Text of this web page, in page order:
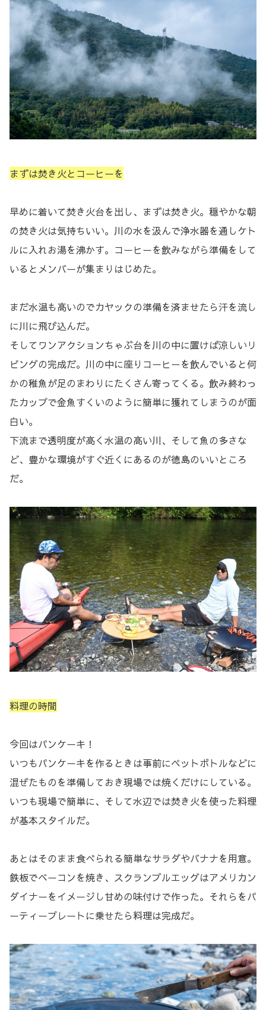
まずは焚き火とコーヒーを
早めに着いて焚き火台を出し、まずは焚き火。穏やかな朝
の焚き火は気持ちいい。川の水を汲んで浄水器を通しケト
ルに入れお湯を沸かす。コーヒーを飲みながら準備をして
いるとメンバーが集まりはじめた。
まだ水温も高いのでカヤックの準備を済ませたら汗を流し
に川に飛び込んだ。
そしてワンアクションちゃぶ台を川の中に置けば涼しいリ
ビングの完成だ。川の中に座りコーヒーを飲んでいると何
かの稚魚が足のまわりにたくさん寄ってくる。飲み終わっ
たカップで金魚すくいのように簡単に獲れてしまうのが面
白い。
下流まで透明度が高く水温の高い川、そして魚の多さな
ど、豊かな環境がすぐ近くにあるのが徳島のいいところ
だ。
料理の時間
今回はパンケーキ！
いつもパンケーキを作るときは事前にペットボトルなどに
混ぜたものを準備しておき現場では焼くだけにしている。
いつも現場で簡単に、そして水辺では焚き火を使った料理
が基本スタイルだ。
あとはそのまま食べられる簡単なサラダやバナナを用意。
鉄板でベーコンを焼き、スクランブルエッグはアメリカン
ダイナーをイメージし甘めの味付けで作った。それらをパ
ーティープレートに乗せたら料理は完成だ。